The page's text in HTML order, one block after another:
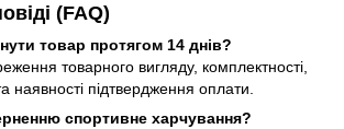
(FAQ)
товар протягом 14 днів?
товарного вигляду, комплектності,
наявності підтвердження оплати.
спортивне харчування?